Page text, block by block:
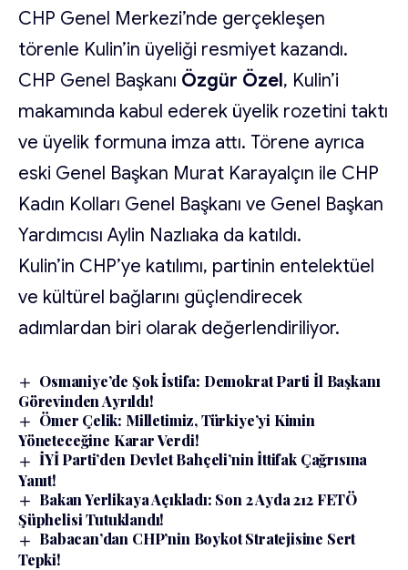
CHP Genel Merkezi’nde gerçekleşen
törenle Kulin’in üyeliği resmiyet kazandı.
CHP Genel Başkanı Özgür Özel, Kulin’i
makamında kabul ederek üyelik rozetini taktı
ve üyelik formuna imza attı. Törene ayrıca
eski Genel Başkan Murat Karayalçın ile CHP
Kadın Kolları Genel Başkanı ve Genel Başkan
Yardımcısı Aylin Nazlıaka da katıldı.
Kulin’in CHP’ye katılımı, partinin entelektüel
ve kültürel bağlarını güçlendirecek
adımlardan biri olarak değerlendiriliyor.
Osmaniye’de Şok İstifa: Demokrat Parti İl Başkanı
Görevinden Ayrıldı!
Ömer Çelik: Milletimiz, Türkiye’yi Kimin
Yöneteceğine Karar Verdi!
İYİ Parti’den Devlet Bahçeli’nin İttifak Çağrısına
Yanıt!
Bakan Yerlikaya Açıkladı: Son 2 Ayda 212 FETÖ
Şüphelisi Tutuklandı!
Babacan’dan CHP’nin Boykot Stratejisine Sert
Tepki!